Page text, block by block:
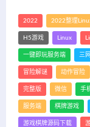
2022 2022整理
H5游戏 Linux
一键即玩服务端 三
冒险解谜 动作冒险
完整版 微信 手
服务端 棋牌游戏
游戏棋牌源码下载